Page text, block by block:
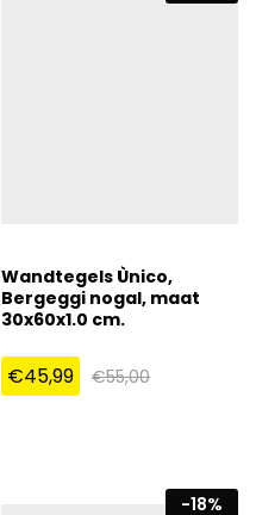
Wandtegels Ùnico,
Bergeggi nogal, maat
30x60x1.0 cm.
€45,99 €55,00
-18%